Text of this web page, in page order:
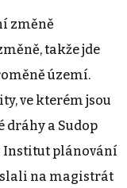
změně
takže jde
území.
ve kterém jsou
dráhy a Sudop
Institut plánování
na magistrát